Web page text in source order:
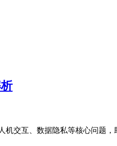
交互、数据隐私等核心问题，